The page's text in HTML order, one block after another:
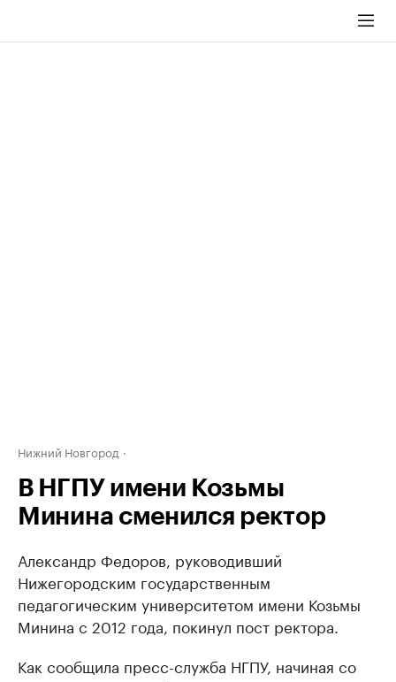
Нижний Новгород
В НГПУ имени Козьмы
Минина сменился ректор
Александр Федоров, руководивший
Нижегородским государственным
педагогическим университетом имени Козьмы
Минина с 2012 года, покинул пост ректора.
Как сообщила пресс-служба НГПУ, начиная со